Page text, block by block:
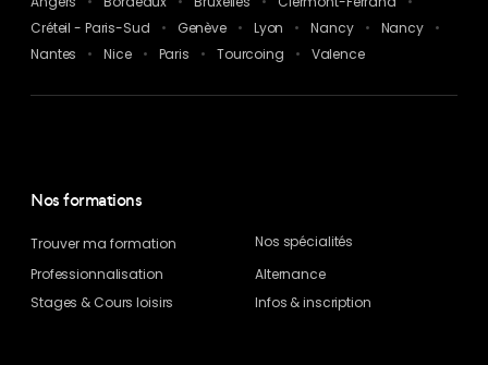
Créteil - Paris-Sud
Genève Lyon Nancy
Nancy
Nantes
Nice Paris Tourcoing Valence
Nos formations
Trouver ma formation
Nos spécialités
Professionnalisation
Alternance
Stages & Cours loisirs
Infos & inscription